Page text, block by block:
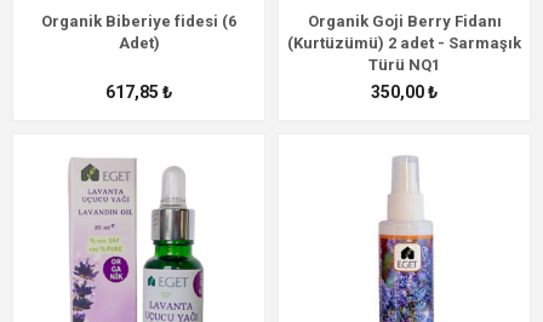
Organik Biberiye fidesi (6
Adet)
617,85 ₺
Organik Goji Berry Fidanı
(Kurtüzümü) 2 adet - Sarmaşık
Türü NQ1
350,00 ₺